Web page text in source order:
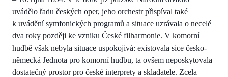
uvádělo řadu českých oper, jeho orchestr přispíval také
k uvádění symfonických programů a situace uzrávala o necelé
dva roky později ke vzniku České filharmonie. V komorní
hudbě však nebyla situace uspokojivá: existovala sice česko-
německá Jednota pro komorní hudbu, ta ovšem neposkytovala
dostatečný prostor pro české interprety a skladatele. Zcela